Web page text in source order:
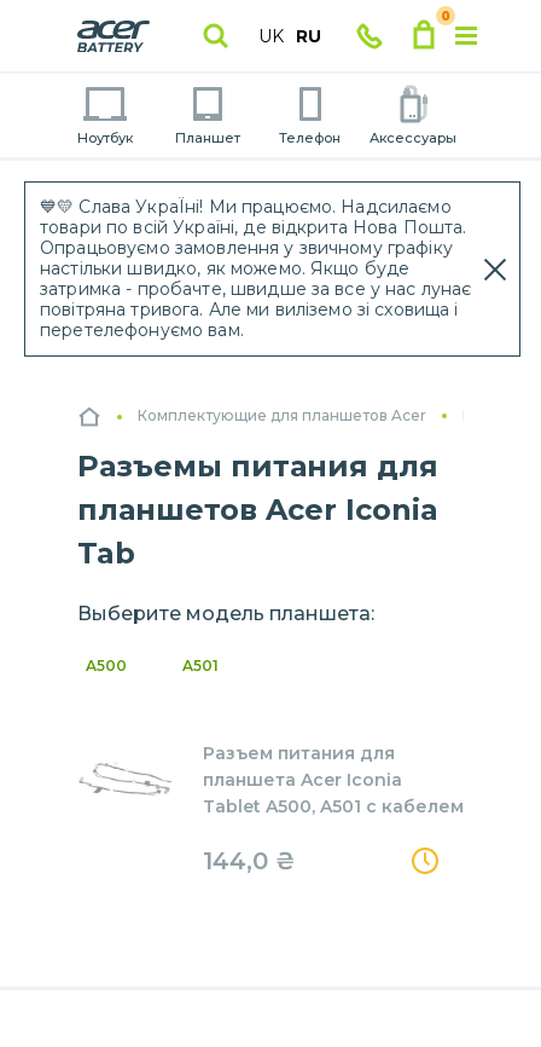
💙💛 Слава УкраЇні! Ми працюємо. Надсилаємо
товари по всій Україні, де відкрита Нова Пошта.
Опрацьовуємо замовлення у звичному графіку
настільки швидко, як можемо. Якщо буде
затримка - пробачте, швидше за все у нас лунає
повітряна тривога. Але ми виліземо зі сховища і
перетелефонуємо вам.
UK RU
0
Ноутбук Планшет Телефон Аксессуары
Комплектующие для планшетов Acer
Разъемы питания для
планшетов Acer Iconia
Tab
Выберите модель планшета:
A500 A501
Разъем питания для
планшета Acer Iconia
Tablet A500, A501 с кабелем
144,0 ₴